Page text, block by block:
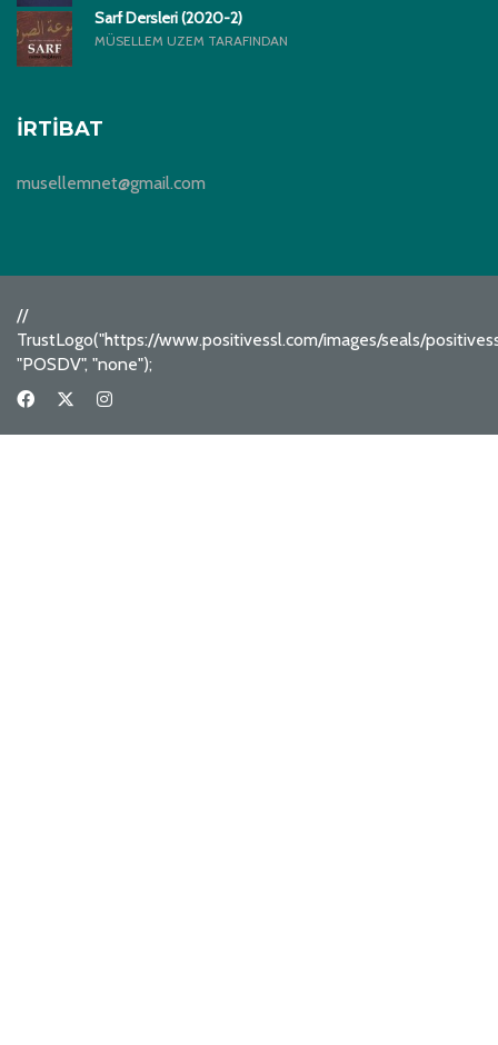
Sarf Dersleri (2020-2)
MÜSELLEM UZEM TARAFINDAN
İRTIBAT
musellemnet@gmail.com
//
TrustLogo("https://www.positivessl.com/images/seals/
"POSDV", "none");